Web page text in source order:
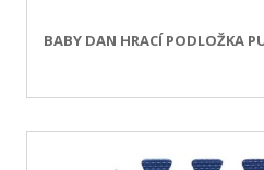
BABY DAN HRACÍ PODLOŽKA